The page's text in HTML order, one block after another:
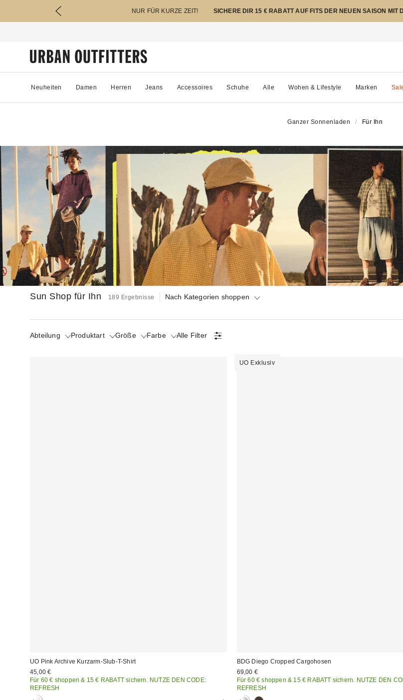
NUR FÜR KURZE ZEIT! SICHERE DIR 15 € RABATT AUF FITS DER NEUEN SAISON MIT
Neuheiten Damen Herren Jeans Accessoires Schuhe Alle Wohen & Lifestyle Marken
Ganzer Sonnenladen Für Ihn
Sun Shop für Ihn 189 Ergebnisse Nach Kategorien shoppen
Abteilung Produktart Größe Farbe Alle Filter
UO Pink Archive Kurzarm-Slub-T-Shirt
45,00 €
Für 60 € shoppen & 15 € RABATT sichern. NUTZE DEN CODE:
REFRESH
UO Exklusiv
BDG Diego Cropped Cargohosen
69,00 €
Für 60 € shoppen & 15 € RABATT sichern. NUTZE DEN
REFRESH